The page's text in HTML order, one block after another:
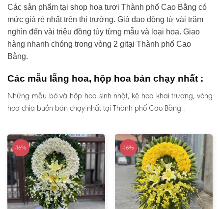
Các sản phẩm tại shop hoa tươi Thành phố Cao Bằng có
mức giá rẻ nhất trên thị trường. Giá dao động từ vài trăm
nghìn đến vài triệu đồng tùy từng mẫu và loại hoa. Giao
hàng nhanh chóng trong vòng 2 gitại Thành phố Cao
Bằng.
Các mẫu lẵng hoa, hộp hoa bán chạy nhất :
Những mẫu bó và hộp hoa sinh nhật, kệ hoa khai trương, vòng
hoa chia buồn bán chạy nhất tại Thành phố Cao Bằng .
-16% -16%